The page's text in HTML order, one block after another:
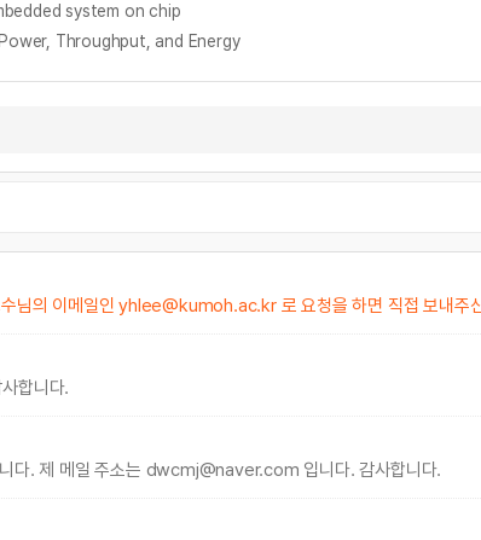
system on chip
Throughput, and Energy
님의 이메일인 yhlee@kumoh.ac.kr 로 요청을 하면 직접 보내주
합니다.
다. 제 메일 주소는 dwcmj@naver.com 입니다. 감사합니다.